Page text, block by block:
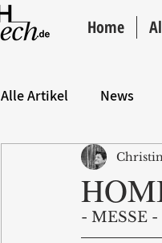
Home
Alle Artikel News
Hintergrund
- MESSE -